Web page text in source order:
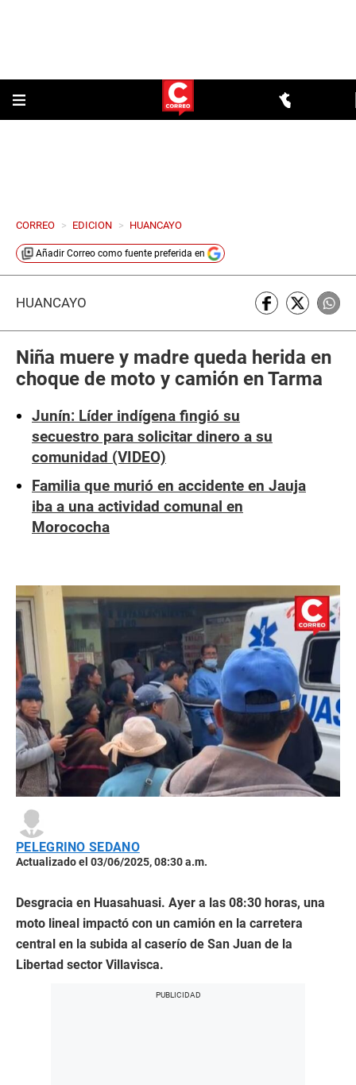
CORREO > EDICION > HUANCAYO
Añadir Correo como fuente preferida en
HUANCAYO
Niña muere y madre queda herida en
choque de moto y camión en Tarma
Junín: Líder indígena fingió su
secuestro para solicitar dinero a su
comunidad (VIDEO)
Familia que murió en accidente en Jauja
iba a una actividad comunal en
Morococha
PELEGRINO SEDANO
Actualizado el 03/06/2025, 08:30 a.m.
Desgracia en Huasahuasi. Ayer a las 08:30 horas, una
moto lineal impactó con un camión en la carretera
central en la subida al caserío de San Juan de la
Libertad sector Villavisca.